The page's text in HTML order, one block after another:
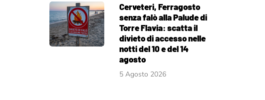
Cerveteri, Ferragosto
senza falò alla Palude di
Torre Flavia: scatta il
divieto di accesso nelle
notti del 10 e del 14
agosto
5 Agosto 2026